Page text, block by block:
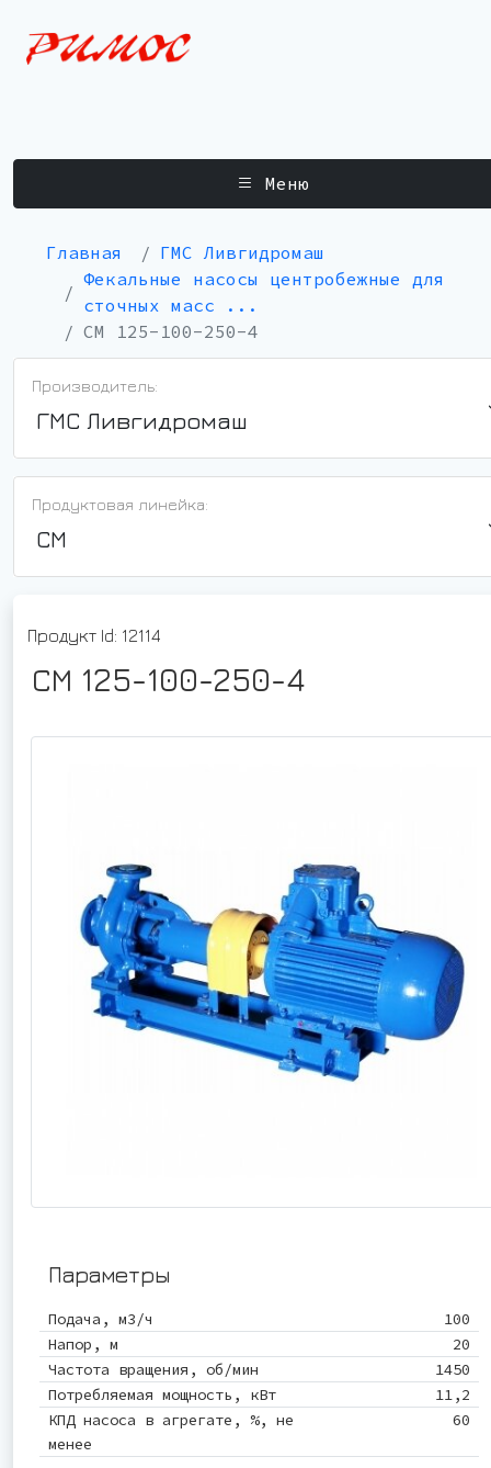
Меню
Главная
ГМС Ливгидромаш
Фекальные насосы центробежные для
сточных масс ...
СМ 125-100-250-4
Производитель:
ГМС Ливгидромаш
Продуктовая линейка:
СМ
Продукт Id: 12114
СМ 125-100-250-4
Параметры
Подача, м3/ч
100
Напор, м
20
Частота вращения, об/мин
1450
Потребляемая мощность, кВт
11,2
КПД насоса в агрегате, %, не
менее
60